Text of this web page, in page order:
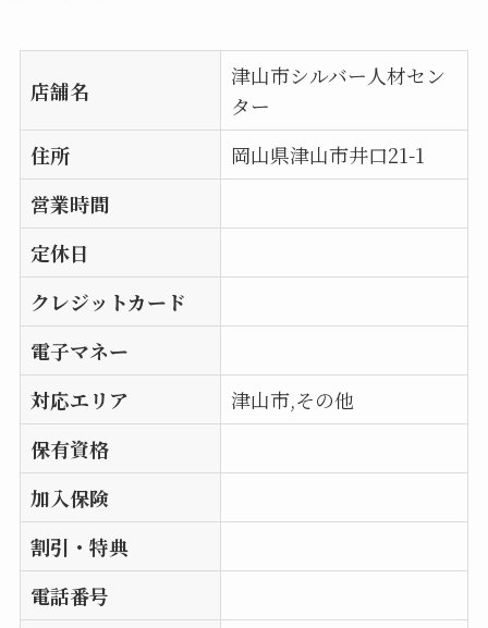
店舗名
津山市シルバー人材セン
ター
住所
岡山県津山市井口21-1
営業時間
定休日
クレジットカード
電子マネー
対応エリア
津山市,その他
保有資格
加入保険
割引・特典
電話番号